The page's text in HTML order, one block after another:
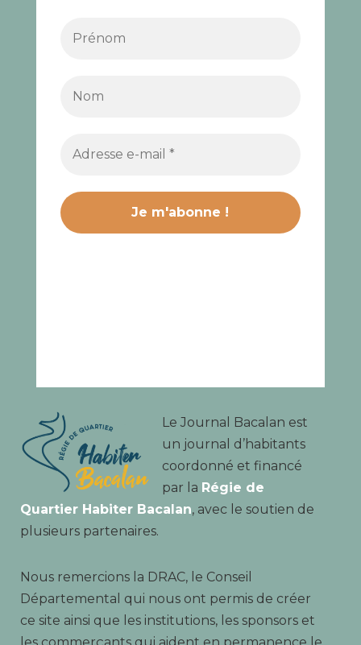
Le Journal Bacalan est
un journal d’habitants
coordonné et financé
par la Régie de
Quartier Habiter Bacalan, avec le soutien de
plusieurs partenaires.
Nous remercions la DRAC, le Conseil
Départemental qui nous ont permis de créer
ce site ainsi que les institutions, les sponsors et